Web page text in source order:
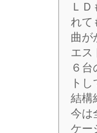
Ｌ
れて
曲が
エス
６
ト
結構
今は
ケー